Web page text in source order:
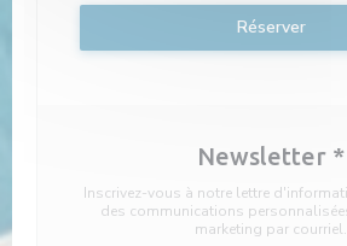
Réserver
Newsletter *
Inscrivez-vous à notre lettre
des communications
marketing par courriel.